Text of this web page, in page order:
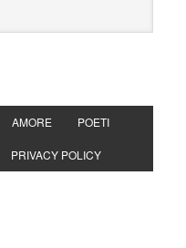
AMORE POETI
PRIVACY POLICY